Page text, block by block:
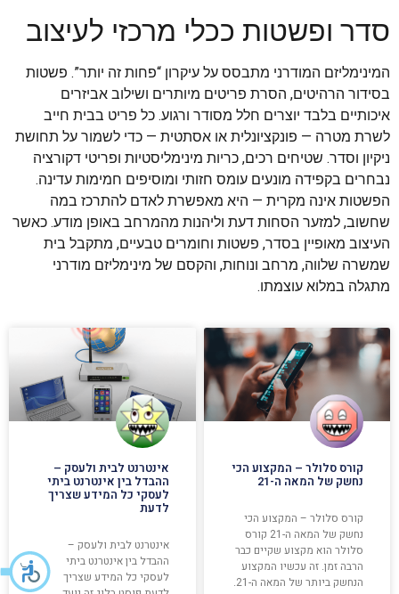
סדר ופשטות ככלי מרכזי לעיצוב
המינימליזם המודרני מתבסס על עיקרון “פחות זה יותר”. פשטות
בסידור הרהיטים, הסרת פריטים מיותרים ושילוב אביזרים
איכותיים בלבד יוצרים חלל מסודר ורגוע. כל פריט בבית חייב
לשרת מטרה — פונקציונלית או אסתטית — כדי לשמור על תחושת
ניקיון וסדר. שטיחים רכים, כריות מינימליסטיות ופריטי דקורציה
נבחרים בקפידה מונעים עומס חזותי ומוסיפים חמימות עדינה.
הפשטות אינה מקרית — היא מאפשרת לאדם להתרכז במה
שחשוב, למזער הסחות דעת וליהנות מהמרחב באופן מודע. כאשר
העיצוב מאופיין בסדר, פשטות וחומרים טבעיים, מתקבל בית
שמשרה שלווה, מרחב ונוחות, והקסם של מינימליזם מודרני
מתגלה במלוא עוצמתו.
קורס סלולר – המקצוע הכי
נחשק של המאה ה-21
קורס סלולר – המקצוע הכי
נחשק של המאה ה-21 קורס
סלולר הוא מקצוע שקיים כבר
הרבה זמן. זה עכשיו המקצוע
הנחשק ביותר של המאה ה-21.
אינטרנט לבית ולעסק –
ההבדל בין אינטרנט ביתי
לעסקי כל המידע שצריך
לדעת
אינטרנט לבית ולעסק –
ההבדל בין אינטרנט ביתי
לעסקי כל המידע שצריך